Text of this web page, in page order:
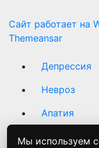
Сайт работает на
Themeansar
Депрессия
Невроз
Апатия
Мы используем